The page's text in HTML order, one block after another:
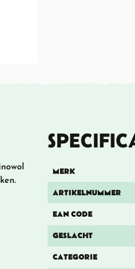
MERK
ARTIKELNUMMER
EAN CODE
GESLACHT
CATEGORIE